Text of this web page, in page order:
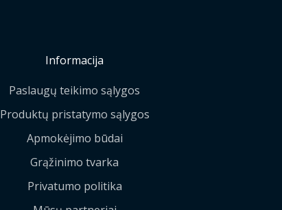
Informacija
Paslaugų teikimo sąlygos
Produktų pristatymo sąlygos
Apmokėjimo būdai
Grąžinimo tvarka
Privatumo politika